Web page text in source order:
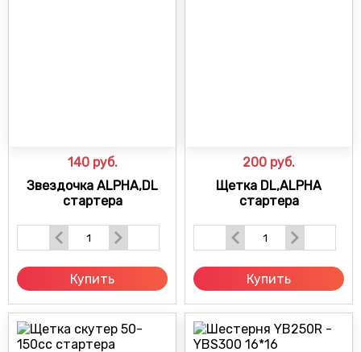
140 руб.
Звездочка ALPHA,DL
стартера
Купить
200 руб.
Щетка DL,ALPHA
стартера
Купить